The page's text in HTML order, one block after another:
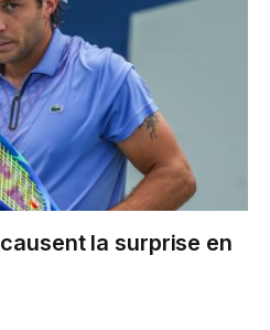
la surprise en